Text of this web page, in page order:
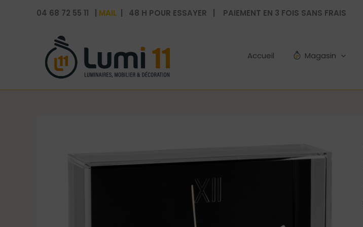
04 68 72 55 11 | MAIL | 48 H POUR ESSAYER | PAIEMENT EN 3 FOIS SANS FRAIS
Accueil Magasin